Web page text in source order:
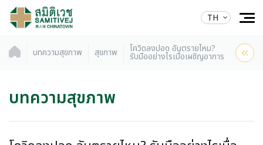
TH
บทความสุขภาพ สุขภาพ โควิดลงปอด อันตรายไหม?
รับมืออย่างไรเมื่อเผชิญอาการ
บทความสุขภาพ